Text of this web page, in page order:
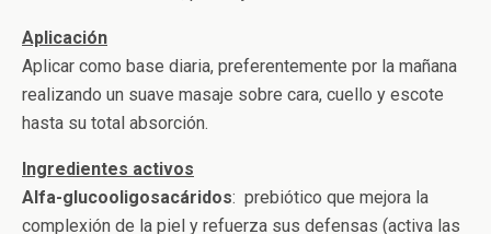
Aplicación
Aplicar como base diaria, preferentemente por la mañana
realizando un suave masaje sobre cara, cuello y escote
hasta su total absorción.
Ingredientes activos
Alfa-glucooligosacáridos: prebiótico que mejora la
complexión de la piel y refuerza sus defensas (activa las